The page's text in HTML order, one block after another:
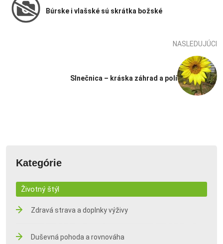
Búrske i vlašské sú skrátka božské
NASLEDUJÚCI
Slnečnica – kráska záhrad a polí
Kategórie
Životný štýl
Zdravá strava a doplnky výživy
Duševná pohoda a rovnováha